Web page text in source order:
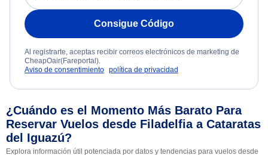
Consigue Código
Al registrarte, aceptas recibir correos electrónicos de marketing de
CheapOair(Fareportal).
Aviso de consentimiento política de privacidad
¿Cuándo es el Momento Más Barato Para
Reservar Vuelos desde Filadelfia a Cataratas
del Iguazú?
Explora información útil potenciada por datos y tendencias para vuelos desde